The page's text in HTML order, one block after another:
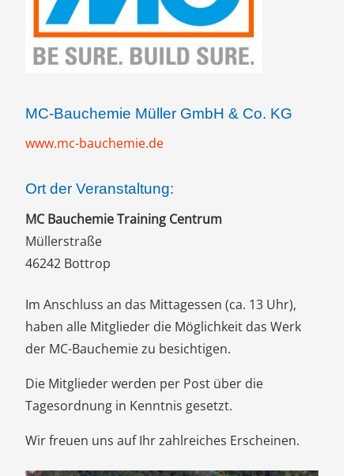
MC-Bauchemie Müller GmbH & Co. KG
www.mc-bauchemie.de
Ort der Veranstaltung:
MC Bauchemie Training Centrum
Müllerstraße
46242 Bottrop
Im Anschluss an das Mittagessen (ca. 13 Uhr),
haben alle Mitglieder die Möglichkeit das Werk
der MC-Bauchemie zu besichtigen.
Die Mitglieder werden per Post über die
Tagesordnung in Kenntnis gesetzt.
Wir freuen uns auf Ihr zahlreiches Erscheinen.